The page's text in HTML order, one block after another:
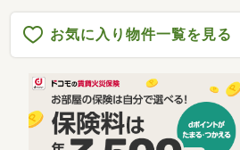
お気に入り物件一覧を見る